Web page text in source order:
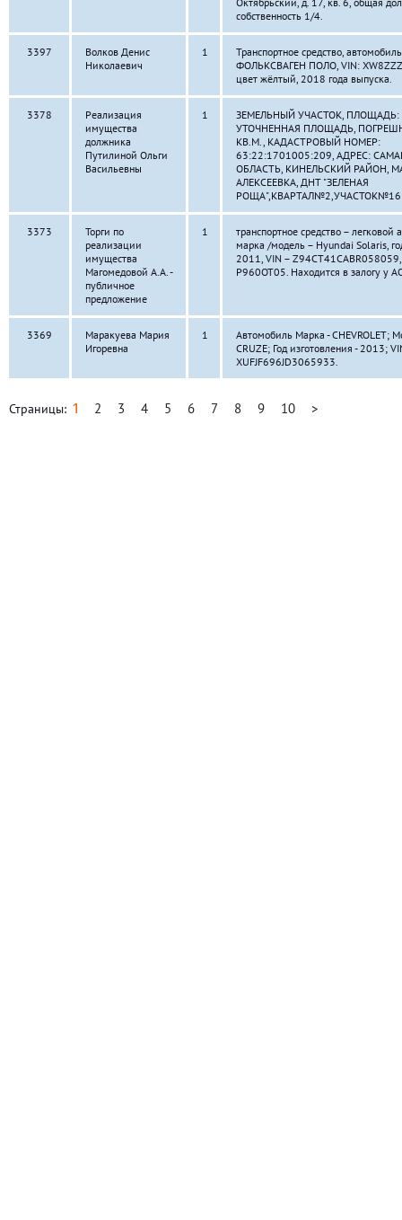
собственность 1/4.
3397
Волков Денис
Николаевич
1
Транспортное средство,
ФОЛЬКСВАГЕН ПОЛО, VIN:
цвет жёлтый, 2018 года выпуска.
3378
Реализация
имущества
должника
Путилиной Ольги
Васильевны
1
ЗЕМЕЛЬНЫЙ УЧАСТОК, ПЛОЩАДЬ:
УТОЧНЕННАЯ ПЛОЩАДЬ,
КВ.М., КАДАСТРОВЫЙ НОМЕР:
63:22:1701005:209, АДРЕС:
ОБЛАСТЬ, КИНЕЛЬСКИЙ РАЙОН,
АЛЕКСЕЕВКА, ДНТ "ЗЕЛЕНАЯ
3373
Торги по
реализации
имущества
Магомедовой А.А. -
публичное
предложение
1
транспортное средство – легковой
марка /модель – Hyundai Solaris,
2011, VIN – Z94CT41CABR058059,
Р960ОТ05. Находится в залогу у
3369
Маракуева Мария
Игоревна
1
Автомобиль Марка - CHEVROLET;
CRUZE; Год изготовления - 2013;
ХUFJF696JD3065933.
Страницы: 1 2 3 4 5 6 7 8 9 10 >